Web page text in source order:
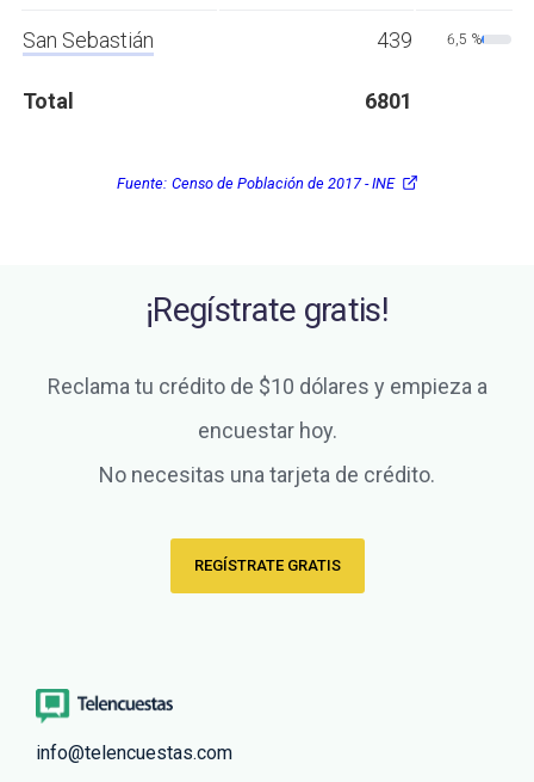
San Sebastián 439 6,5 %
Total 6801
Fuente: Censo de Población de 2017 - INE
¡Regístrate gratis!
Reclama tu crédito de $10 dólares y empieza a
encuestar hoy.
No necesitas una tarjeta de crédito.
REGÍSTRATE GRATIS
info@telencuestas.com